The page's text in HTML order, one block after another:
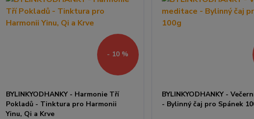
- 10 %
BYLINKYODHANKY - Harmonie Tří
Pokladů - Tinktura pro Harmonii
Yinu, Qi a Krve
BYLINKYODHANKY -
- Bylinný čaj pro Spánek